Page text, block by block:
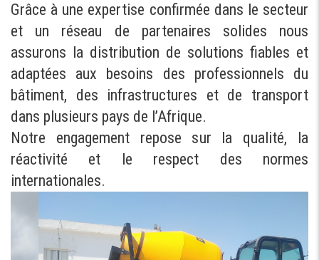
Grâce à une expertise confirmée dans le secteur
et un réseau de partenaires solides nous
assurons la distribution de solutions fiables et
adaptées aux besoins des professionnels du
bâtiment, des infrastructures et de transport
dans plusieurs pays de l’Afrique.
Notre engagement repose sur la qualité, la
réactivité et le respect des normes
internationales.